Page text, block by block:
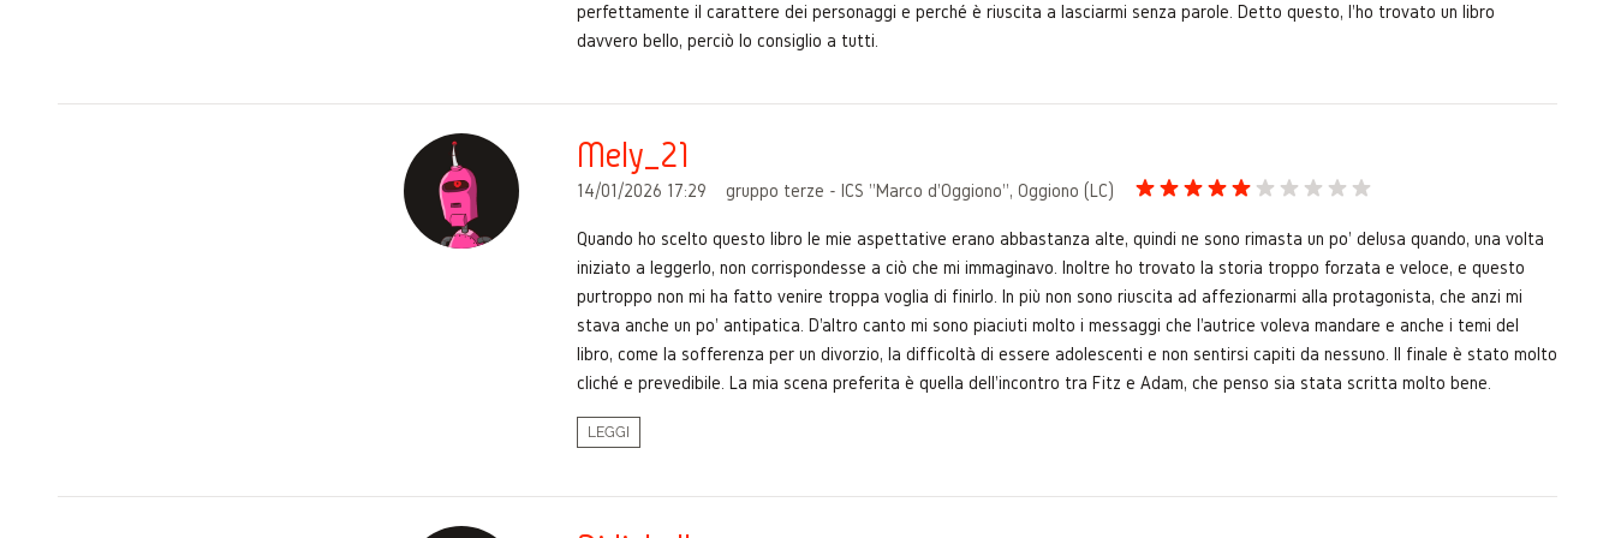
perfettamente il carattere dei personaggi e perché è riuscita a lasciarmi senza parole. Detto questo, l'ho trovato un libro
davvero bello, perciò lo consiglio a tutti.
Mely_21
14/01/2026 17:29 gruppo terze - ICS "Marco d'Oggiono", Oggiono (LC)
Quando ho scelto questo libro le mie aspettative erano abbastanza alte, quindi ne sono rimasta un po' delusa quando, una volta
iniziato a leggerlo, non corrispondesse a ciò che mi immaginavo. Inoltre ho trovato la storia troppo forzata e veloce, e questo
purtroppo non mi ha fatto venire troppa voglia di finirlo. In più non sono riuscita ad affezionarmi alla protagonista, che anzi mi
stava anche un po' antipatica. D'altro canto mi sono piaciuti molto i messaggi che l'autrice voleva mandare e anche i temi del
libro, come la sofferenza per un divorzio, la difficoltà di essere adolescenti e non sentirsi capiti da nessuno. Il finale è stato molto
cliché e prevedibile. La mia scena preferita è quella dell'incontro tra Fitz e Adam, che penso sia stata scritta molto bene.
LEGGI